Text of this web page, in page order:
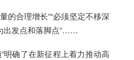
的合理增长”“必须坚定不移深
出发点和落脚点”……
明确了在新征程上着力推动高